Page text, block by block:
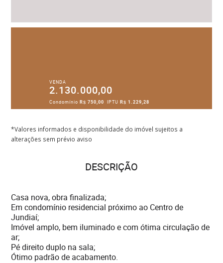
VENDA
2.130.000,00
CondomínioR$ 750,00 IPTUR$ 1.229,28
*Valores informados e disponibilidade do imóvel sujeitos a
alterações sem prévio aviso
DESCRIÇÃO
Casa nova, obra finalizada;
Em condomínio residencial próximo ao Centro de
Jundiaí;
Imóvel amplo, bem iluminado e com ótima circulação de
ar;
Pé direito duplo na sala;
Ótimo padrão de acabamento.